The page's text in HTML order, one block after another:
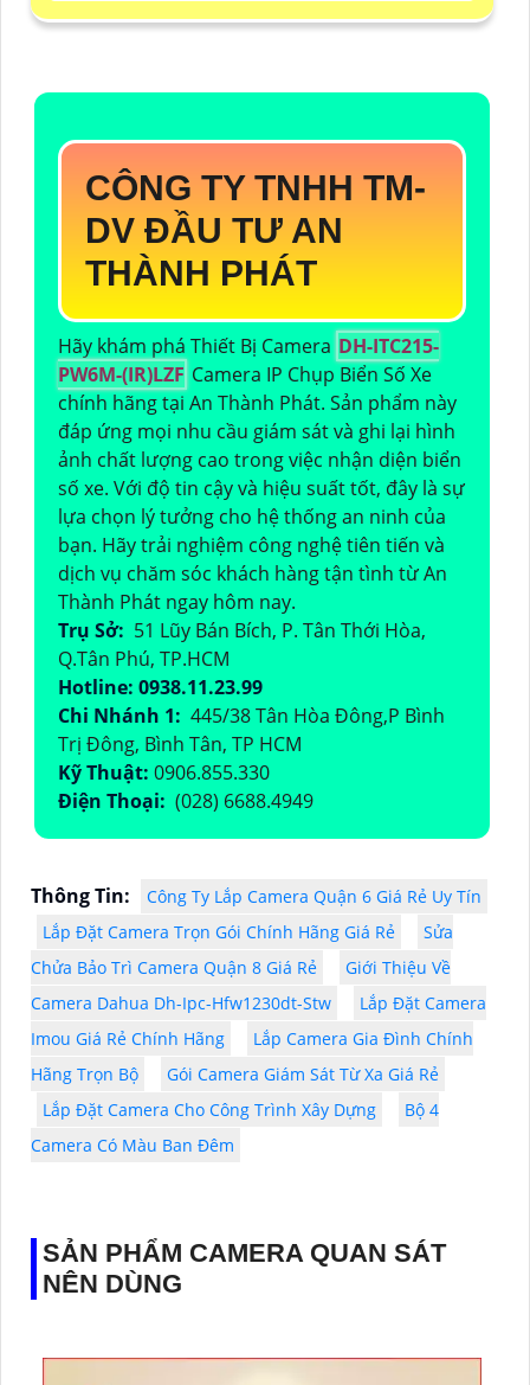
CÔNG TY TNHH TM-
DV ĐẦU TƯ AN
THÀNH PHÁT
Hãy khám phá Thiết Bị Camera DH-ITC215-
PW6M-(IR)LZF Camera IP Chụp Biển Số Xe
chính hãng tại An Thành Phát. Sản phẩm này
đáp ứng mọi nhu cầu giám sát và ghi lại hình
ảnh chất lượng cao trong việc nhận diện biển
số xe. Với độ tin cậy và hiệu suất tốt, đây là sự
lựa chọn lý tưởng cho hệ thống an ninh của
bạn. Hãy trải nghiệm công nghệ tiên tiến và
dịch vụ chăm sóc khách hàng tận tình từ An
Thành Phát ngay hôm nay.
Trụ Sở: 51 Lũy Bán Bích, P. Tân Thới Hòa,
Q.Tân Phú, TP.HCM
Hotline: 0938.11.23.99
Chi Nhánh 1: 445/38 Tân Hòa Đông,P Bình
Trị Đông, Bình Tân, TP HCM
Kỹ Thuật: 0906.855.330
Điện Thoại: (028) 6688.4949
Thông Tin:
Công Ty Lắp Camera Quận 6 Giá Rẻ Uy Tín
Lắp Đặt Camera Trọn Gói Chính Hãng Giá Rẻ
Sửa
Chửa Bảo Trì Camera Quận 8 Giá Rẻ
Giới Thiệu Về
Camera Dahua Dh-Ipc-Hfw1230dt-Stw
Lắp Đặt Camera
Imou Giá Rẻ Chính Hãng
Lắp Camera Gia Đình Chính
Hãng Trọn Bộ
Gói Camera Giám Sát Từ Xa Giá Rẻ
Lắp Đặt Camera Cho Công Trình Xây Dựng
Bộ 4
Camera Có Màu Ban Đêm
SẢN PHẨM CAMERA QUAN SÁT
NÊN DÙNG